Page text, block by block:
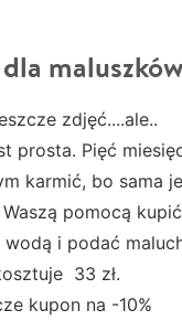
zdjęć....ale..
prosta. Pięć
karmić, bo sama
pomocą
i podać
33 zł.
kupon na -10%